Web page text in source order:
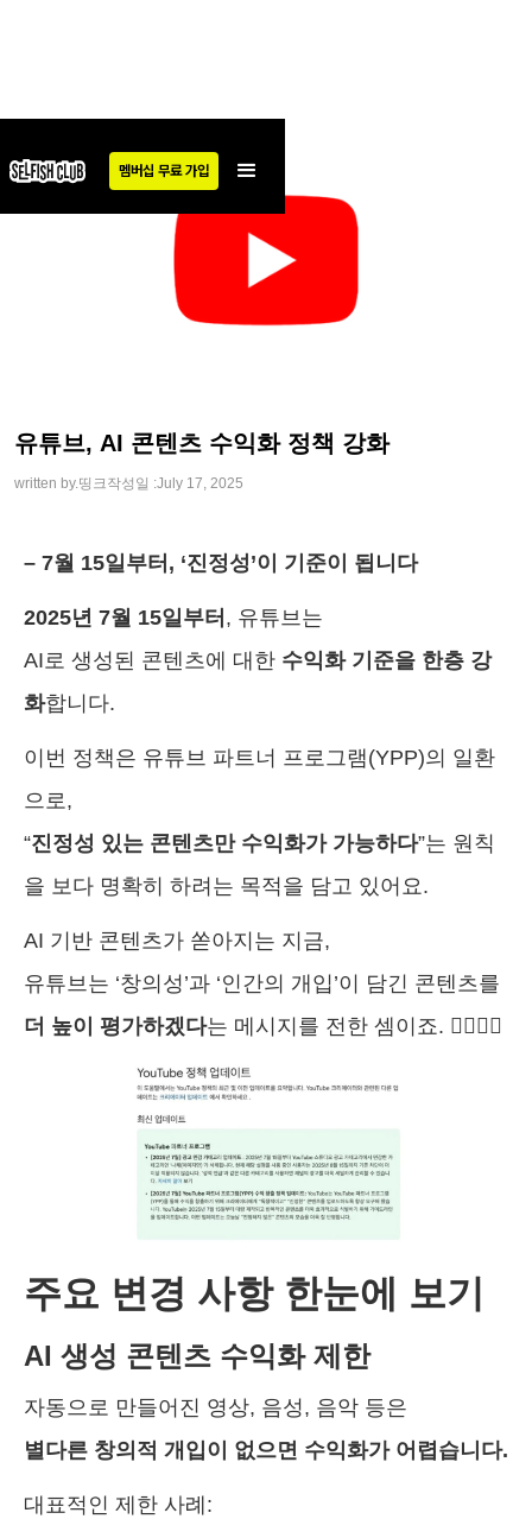
멤버십 무료 가입
유튜브, AI 콘텐츠 수익화 정책 강화
written by.띵크작성일 :July 17, 2025
– 7월 15일부터, ‘진정성’이 기준이 됩니다
2025년 7월 15일부터 , 유튜브는
AI로 생성된 콘텐츠에 대한 수익화 기준을 한층 강
화합니다.
이번 정책은 유튜브 파트너 프로그램(YPP)의 일환
으로,
“진정성 있는 콘텐츠만 수익화가 가능하다”는 원칙
을 보다 명확히 하려는 목적을 담고 있어요.
AI 기반 콘텐츠가 쏟아지는 지금,
유튜브는 ‘창의성’과 ‘인간의 개입’이 담긴 콘텐츠를
더 높이 평가하겠다는 메시지를 전한 셈이죠. 🙋‍♀️🙋‍♂️
주요 변경 사항 한눈에 보기
AI 생성 콘텐츠 수익화 제한
자동으로 만들어진 영상, 음성, 음악 등은
별다른 창의적 개입이 없으면 수익화가 어렵습니다.
대표적인 제한 사례: